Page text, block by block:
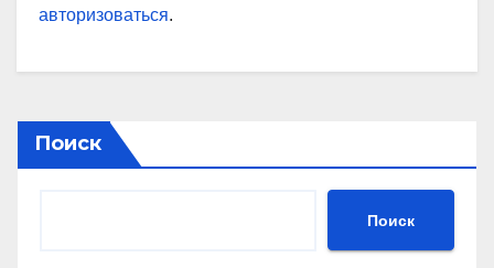
авторизоваться.
Поиск
Поиск